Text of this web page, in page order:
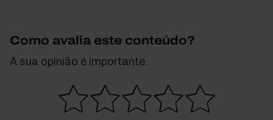
Como avalia este conteúdo?
A sua opinião é importante.